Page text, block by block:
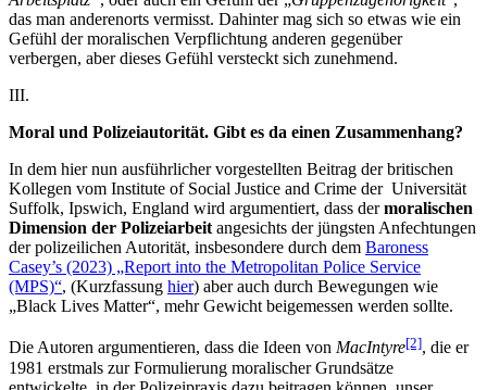
das man anderenorts vermisst. Dahinter mag sich so etwas wie ein
Gefühl der moralischen Verpflichtung anderen gegenüber
verbergen, aber dieses Gefühl versteckt sich zunehmend.
III.
Moral und Polizeiautorität. Gibt es da einen Zusammenhang?
In dem hier nun ausführlicher vorgestellten Beitrag der britischen
Kollegen vom Institute of Social Justice and Crime der Universität
Suffolk, Ipswich, England wird argumentiert, dass dermoralischen
Dimension der Polizeiarbeit angesichts der jüngsten Anfechtungen
der polizeilichen Autorität, insbesondere durch dem Baroness
Casey’s (2023) „Report into the Metropolitan Police Service
(MPS)“, (Kurzfassung hier) aber auch durch Bewegungen wie
„Black Lives Matter“, mehr Gewicht beigemessen werden sollte.
Die Autoren argumentieren, dass die Ideen von MacIntyre[2], die er
1981 erstmals zur Formulierung moralischer Grundsätze